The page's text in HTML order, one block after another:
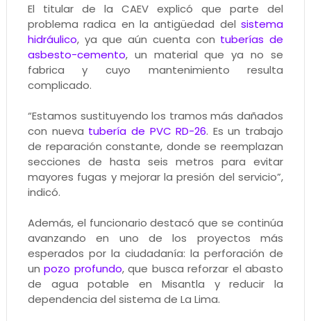
El titular de la CAEV explicó que parte del
problema radica en la antigüedad delsistema
hidráulico, ya que aún cuenta con tuberías de
asbesto-cemento, un material que ya no se
fabrica y cuyo mantenimiento resulta
complicado.
“Estamos sustituyendo los tramos más dañados
con nueva tubería de PVC RD-26. Es un trabajo
de reparación constante, donde se reemplazan
secciones de hasta seis metros para evitar
mayores fugas y mejorar la presión del servicio”,
indicó.
Además, el funcionario destacó que se continúa
avanzando en uno de los proyectos más
esperados por la ciudadanía: la perforación de
unpozo profundo, que busca reforzar el abasto
de agua potable en Misantla y reducir la
dependencia del sistema de La Lima.